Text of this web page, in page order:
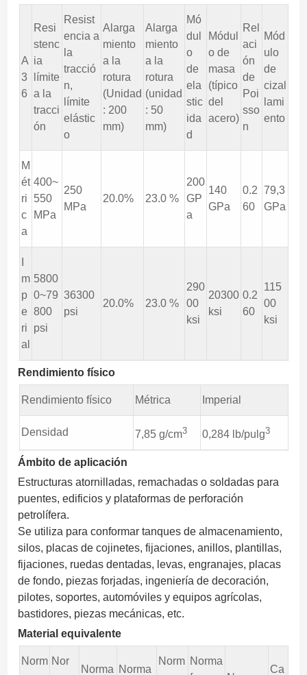
A
3
6
Resi
stenc
ia
límite
a la
tracci
ón
Resist
encia a
la
tracció
n,
límite
elástic
o
Alarga
miento
a la
rotura
(Unidad
: 200
mm)
Alarga
miento
a la
rotura
(unidad
: 50
mm)
Mó
dul
o
de
ela
stic
ida
d
Módul
o de
masa
(típico
del
acero)
Rel
aci
ón
de
Poi
sso
n
Mód
ulo
de
cizal
lami
ento
M
ét
ri
c
a
400~
550
MPa
250
MPa
20.0% 23.0 %
200
GP
a
140
GPa
0.2
60
79,3
GPa
m
p
e
ri
al
5800
0~79
800
psi
36300
psi
20.0% 23.0 %
290
00
ksi
20300
ksi
0.2
60
115
00
ksi
Rendimiento físico
Rendimiento físico Métrica Imperial
Densidad 7,85 g/cm3 0,284 lb/pulg3
Ámbito de aplicación
Estructuras atornilladas, remachadas o soldadas para
puentes, edificios y plataformas de perforación
petrolífera.
Se utiliza para conformar tanques de almacenamiento,
silos, placas de cojinetes, fijaciones, anillos, plantillas,
fijaciones, ruedas dentadas, levas, engranajes, placas
de fondo, piezas forjadas, ingeniería de decoración,
pilotes, soportes, automóviles y equipos agrícolas,
bastidores, piezas mecánicas, etc.
Material equivalente
Norm Nor
Norma Norma
Norm Norma
Ca